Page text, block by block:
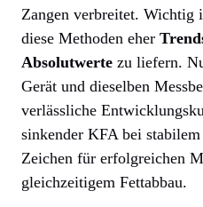
Zangen verbreitet. Wichtig
diese Methoden eher
Absolutwerte zu liefern.
Gerät und dieselben
verlässliche
sinkender KFA bei
Zeichen für erfolgreichen
gleichzeitigem Fettabbau.